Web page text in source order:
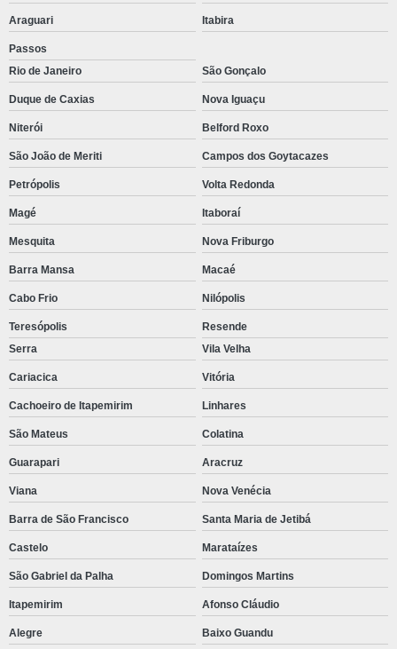
Araguari Itabira
Passos
Rio de Janeiro
São Gonçalo
Duque de Caxias Nova Iguaçu
Niterói Belford Roxo
São João de Meriti Campos dos Goytacazes
Petrópolis Volta Redonda
Magé Itaboraí
Mesquita Nova Friburgo
Barra Mansa Macaé
Cabo Frio Nilópolis
Teresópolis
Resende
Serra
Vila Velha
Cariacica Vitória
Cachoeiro de Itapemirim Linhares
São Mateus Colatina
Guarapari Aracruz
Viana Nova Venécia
Barra de São Francisco Santa Maria de Jetibá
Castelo Marataízes
São Gabriel da Palha Domingos Martins
Itapemirim Afonso Cláudio
Alegre Baixo Guandu